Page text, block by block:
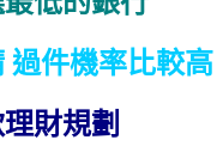
過件機率比較高
財規劃